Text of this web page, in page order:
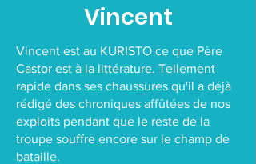
Vincent
Vincent est au KURISTO ce que Père
Castor est à la littérature. Tellement
rapide dans ses chaussures qu'il a déjà
rédigé des chroniques affûtées de nos
exploits pendant que le reste de la
troupe souffre encore sur le champ de
bataille.